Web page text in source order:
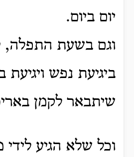
יום ביום.
וגם בשעת התפלה,
ביגיעת נפש ויגיעת
שיתבאר לקמן
וכל שלא הגיע לידי